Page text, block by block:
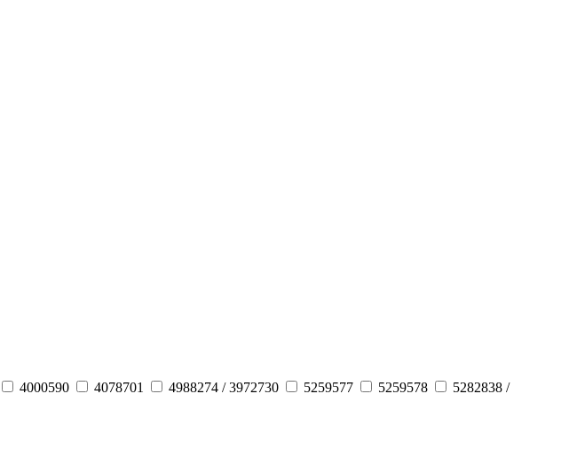
4000590 4078701 4988274 / 3972730 5259577 5259578
5282838 /